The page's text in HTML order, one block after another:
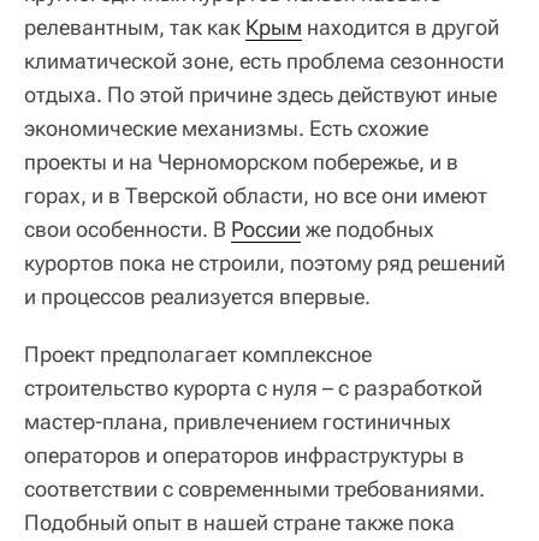
релевантным, так как Крым находится в другой
климатической зоне, есть проблема сезонности
отдыха. По этой причине здесь действуют иные
экономические механизмы. Есть схожие
проекты и на Черноморском побережье, и в
горах, и в Тверской области, но все они имеют
свои особенности. В России же подобных
курортов пока не строили, поэтому ряд решений
и процессов реализуется впервые.
Проект предполагает комплексное
строительство курорта с нуля – с разработкой
мастер‑плана, привлечением гостиничных
операторов и операторов инфраструктуры в
соответствии с современными требованиями.
Подобный опыт в нашей стране также пока